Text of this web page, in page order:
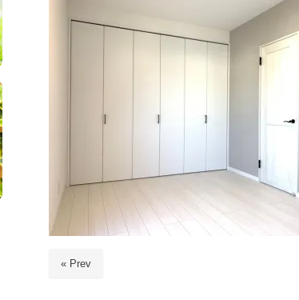
« Prev